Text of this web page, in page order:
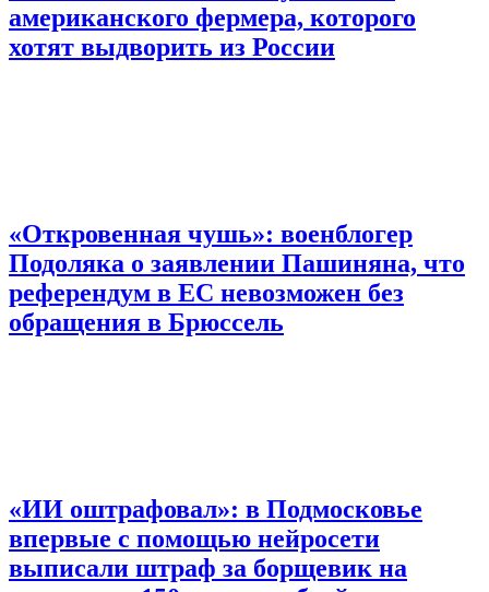
американского фермера, которого
хотят выдворить из России
«Откровенная чушь»: военблогер
Подоляка о заявлении Пашиняна, что
референдум в ЕС невозможен без
обращения в Брюссель
«ИИ оштрафовал»: в Подмосковье
впервые с помощью нейросети
выписали штраф за борщевик на